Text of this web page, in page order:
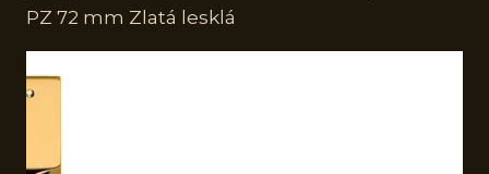
PZ 72 mm Zlatá lesklá